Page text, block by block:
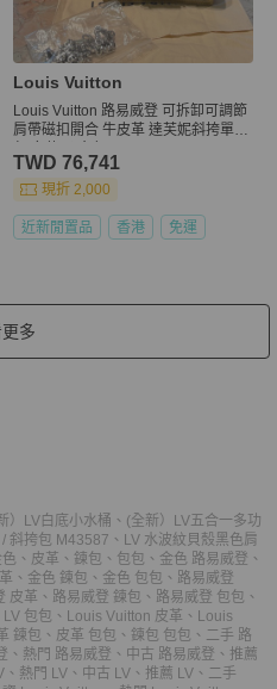
Louis Vuitton
Louis Vuitton 路易威登 可拆卸可調節
肩帶磁扣開合 牛皮革 達芙妮斜挎單肩
TWD 76,741
現折 2,000
近新閒置品 香港 免運
多
）LV白底小水桶 、 (全新）LV五合一多功
斜挎包 M43587 、 LV 水波紋貝殼黑色肩
、 皮革 、 鍊包 、 包包 、 金色 路易威登 、
、 金色 鍊包 、 金色 包包 、 路易威登
皮革 、 路易威登 鍊包 、 路易威登 包包 、
LV 包包 、 Louis Vuitton 皮革 、 Louis
鍊包 、 皮革 包包 、 鍊包 包包 、 二手 路
、 熱門 路易威登 、 中古 路易威登 、 推薦
、 熱門 LV 、 中古 LV 、 推薦 LV 、 二手